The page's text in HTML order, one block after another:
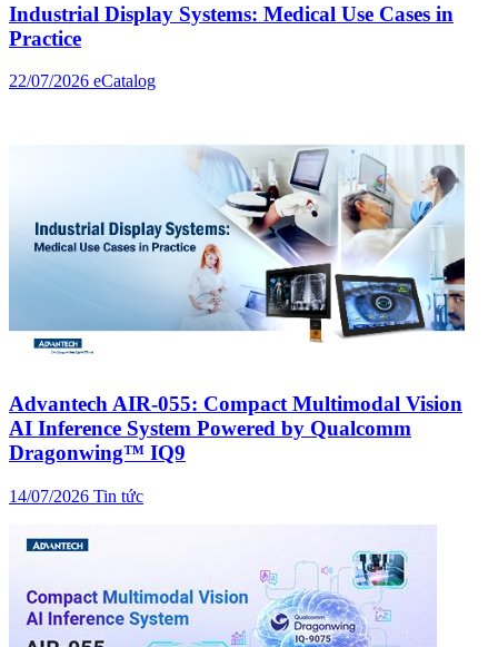
Industrial Display Systems: Medical Use Cases in
Practice
22/07/2026 eCatalog
Advantech AIR-055: Compact Multimodal Vision
AI Inference System Powered by Qualcomm
Dragonwing™ IQ9
14/07/2026 Tin tức